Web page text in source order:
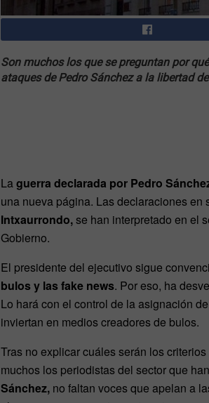
Son muchos los que se preguntan por
ataques de Pedro Sánchez a la libertad
Laguerra declarada por Pedro
una nueva página. Las declaraciones
Intxaurrondo,se han interpretado en el
Gobierno.
El presidente del ejecutivo sigue
bulos y las fake news. Por eso, ha
Lo hará con el control de la asignación
inviertan en medios creadores de bulos.
Tras no explicar cuáles serán los
muchos los periodistas del sector que
Sánchez, no faltan voces que apelan a